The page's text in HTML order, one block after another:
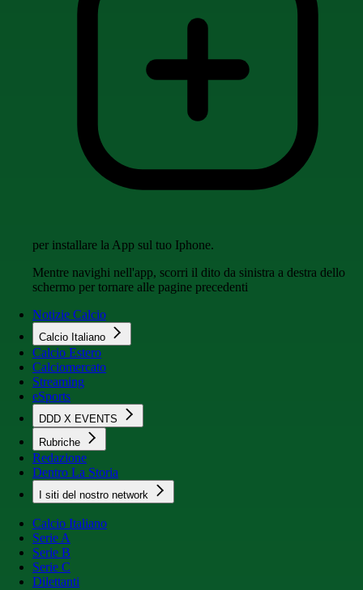
per installare la App sul tuo Iphone.
Mentre navighi nell'app, scorri il dito da sinistra a destra dello
schermo per tornare alle pagine precedenti
Notizie Calcio
Calcio Italiano
Calcio Estero
Calciomercato
Streaming
eSports
DDD X EVENTS
Rubriche
Redazione
Dentro La Storia
I siti del nostro network
Calcio Italiano
Serie A
Serie B
Serie C
Dilettanti